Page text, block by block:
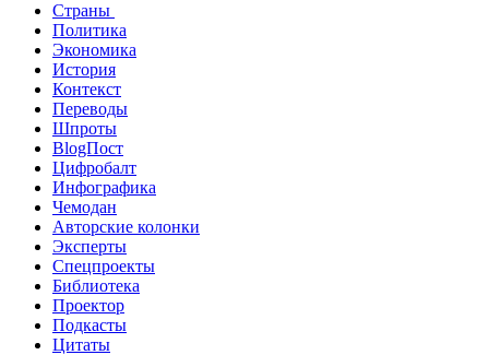
Страны
Политика
Экономика
История
Контекст
Переводы
Шпроты
BlogПост
Цифробалт
Инфографика
Чемодан
Авторские колонки
Эксперты
Спецпроекты
Библиотека
Проектор
Подкасты
Цитаты